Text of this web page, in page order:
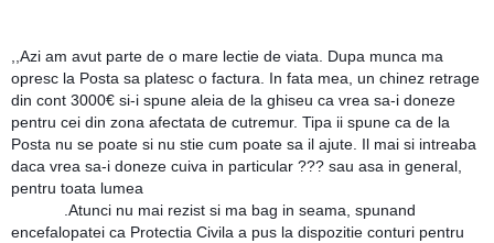
,,Azi am avut parte de o mare lectie de viata. Dupa munca ma
opresc la Posta sa platesc o factura. In fata mea, un chinez retrage
din cont 3000€ si-i spune aleia de la ghiseu ca vrea sa-i doneze
pentru cei din zona afectata de cutremur. Tipa ii spune ca de la
Posta nu se poate si nu stie cum poate sa il ajute. Il mai si intreaba
daca vrea sa-i doneze cuiva in particular ??? sau asa in general,
pentru toata lumea
.Atunci nu mai rezist si ma bag in seama, spunand
encefalopatei ca Protectia Civila a pus la dispozitie conturi pentru